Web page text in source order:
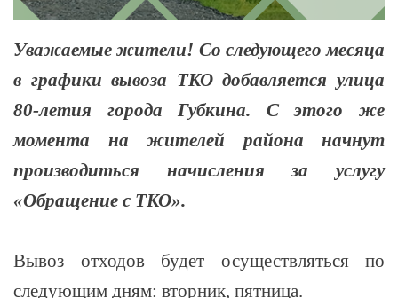
Уважаемые жители! Со следующего месяца
в графики вывоза ТКО добавляется улица
80-летия города Губкина. С этого же
момента на жителей района начнут
производиться начисления за услугу
«Обращение с ТКО».
Вывоз отходов будет осуществляться по
следующим дням: вторник, пятница.